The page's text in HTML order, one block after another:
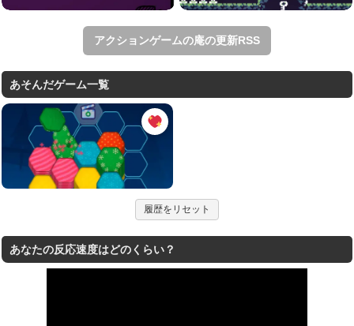
アクションゲームの庵の更新RSS
あそんだゲーム一覧
履歴をリセット
あなたの反応速度はどのくらい？